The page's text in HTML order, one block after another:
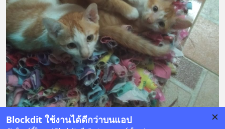
Blockdit ใช้งานได้ดีกว่าบนแอป